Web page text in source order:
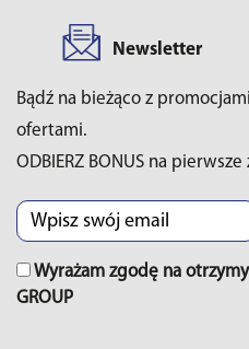
Newsletter
Bądź na bieżąco z
ofertami.
ODBIERZ BONUS na pierwsze
Wyrażam zgodę na
GROUP